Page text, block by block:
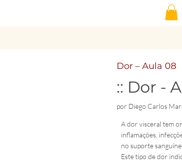
A dor visceral tem
inflamações,
no suporte
Este tipo de dor
:: Dor -
Dor – Aula 08
por Diego Carlos